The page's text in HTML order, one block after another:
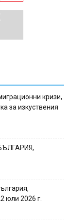
кризи,
за изкуствения
юли 2026 г.